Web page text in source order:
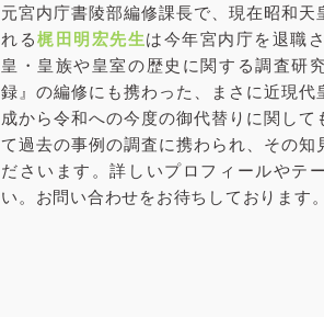
元宮内庁書陵部編修課長で、現在昭和天
れる梶田明宏先生は今年宮内庁を退職
皇・皇族や皇室の歴史に関する調査研
録』の編修にも携わった、まさに近現代
成から令和への今度の御代替りに関して
て過去の事例の調査に携わられ、その知
ださいます。詳しいプロフィールやテ
い。お問い合わせをお待ちしております。